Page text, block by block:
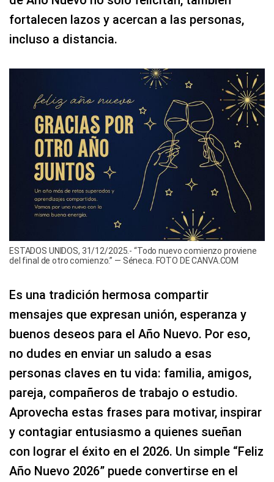
fortalecen lazos y acercan a las personas,
incluso a distancia.
ESTADOS UNIDOS, 31/12/2025.- “Todo nuevo comienzo proviene
del final de otro comienzo.” — Séneca. FOTO DE CANVA.COM
Es una tradición hermosa compartir
mensajes que expresan unión, esperanza y
buenos deseos para el Año Nuevo. Por eso,
no dudes en enviar un saludo a esas
personas claves en tu vida: familia, amigos,
pareja, compañeros de trabajo o estudio.
Aprovecha estas frases para motivar, inspirar
y contagiar entusiasmo a quienes sueñan
con lograr el éxito en el 2026. Un simple “Feliz
Año Nuevo 2026” puede convertirse en el